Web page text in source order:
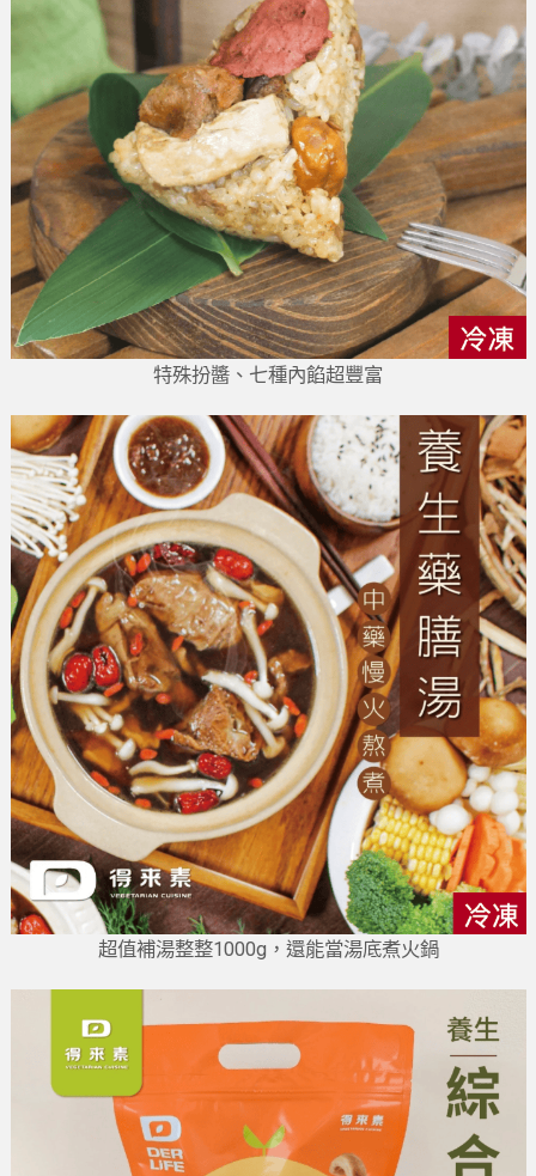
特殊扮醬、七種內餡超豐富
超值補湯整整1000g，還能當湯底煮火鍋